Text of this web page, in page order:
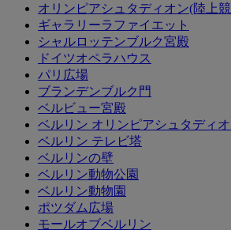
オリンピアシュタディオン(陸上
ギャラリーラファイエット
シャルロッテンブルク宮殿
ドイツオペラハウス
パリ広場
ブランデンブルク門
ベルビュー宮殿
ベルリン オリンピアシュタディ
ベルリン テレビ塔
ベルリンの壁
ベルリン動物公園
ベルリン動物園
ポツダム広場
モールオブベルリン